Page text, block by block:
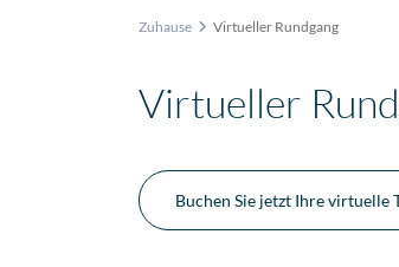
Zuhause Virtueller Rundgang
Virtueller
Buchen Sie jetzt Ihre virtuelle